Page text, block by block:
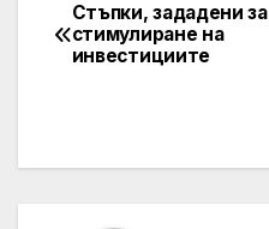
Post
navigation
Стъпки, зададени за
стимулиране на
инвестициите